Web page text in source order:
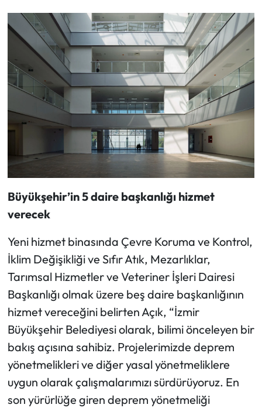
Büyükşehir’in 5 daire başkanlığı hizmet
verecek
Yeni hizmet binasında Çevre Koruma ve Kontrol,
İklim Değişikliği ve Sıfır Atık, Mezarlıklar,
Tarımsal Hizmetler ve Veteriner İşleri Dairesi
Başkanlığı olmak üzere beş daire başkanlığının
hizmet vereceğini belirten Açık, “İzmir
Büyükşehir Belediyesi olarak, bilimi önceleyen bir
bakış açısına sahibiz. Projelerimizde deprem
yönetmelikleri ve diğer yasal yönetmeliklere
uygun olarak çalışmalarımızı sürdürüyoruz. En
son yürürlüğe giren deprem yönetmeliği